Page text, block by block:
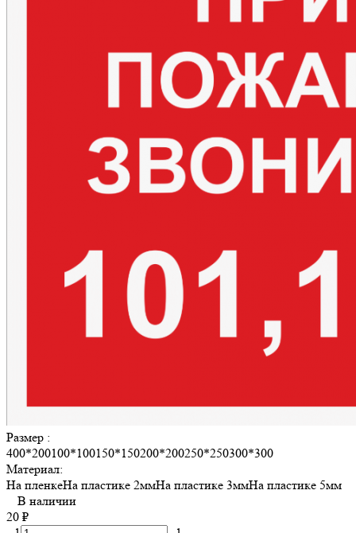
Размер :
400*200100*100150*150200*200250*250300*300
Материал:
На пленкеНа пластике 2ммНа пластике 3ммНа пластике 5мм
В наличии
20 ₽